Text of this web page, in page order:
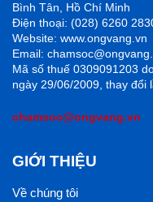
Bình Tân, Hồ Chí Minh
Điện thoại: (028) 6260
Website: www.ongvang.vn
Email:
Mã số thuế 0309091203
ngày 29/06/2009, thay đổi
chamsoc@ongvang.vn
GIỚI THIỆU
Về chúng tôi